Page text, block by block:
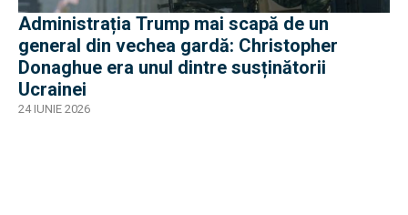
Administrația Trump mai scapă de un
general din vechea gardă: Christopher
Donaghue era unul dintre susținătorii
Ucrainei
24 IUNIE 2026